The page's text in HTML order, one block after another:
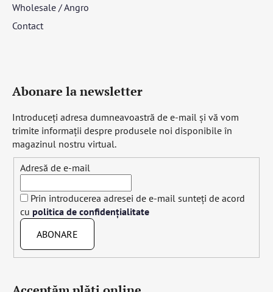
Wholesale / Angro
Contact
Abonare la newsletter
Introduceţi adresa dumneavoastră de e-mail şi vă vom
trimite informaţii despre produsele noi disponibile în
magazinul nostru virtual.
Adresă de e-mail
Prin introducerea adresei de e-mail sunteți de acord
cu politica de confidențialitate
ABONARE